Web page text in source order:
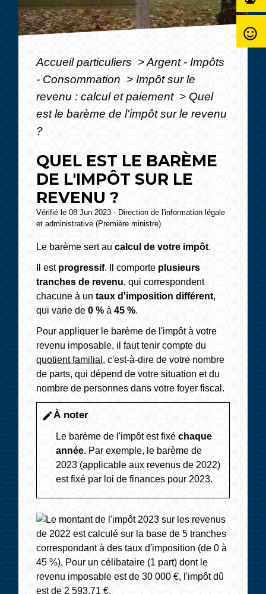
Accueil particuliers >Argent - Impôts
- Consommation > Impôt sur le
revenu : calcul et paiement > Quel
est le barème de l'impôt sur le revenu
?
QUEL EST LE BARÈME
DE L'IMPÔT SUR LE
REVENU ?
Vérifié le 08 Jun 2023 - Direction de l'information légale
et administrative (Première ministre)
Le barème sert aucalcul de votre impôt.
Il est progressif. Il comporte plusieurs
tranches de revenu, qui correspondent
chacune à untaux d'imposition différent,
qui varie de0 % à45 %.
Pour appliquer le barème de l'impôt à votre
revenu imposable, il faut tenir compte du
quotient familial , c'est-à-dire de votre nombre
de parts, qui dépend de votre situation et du
nombre de personnes dans votre foyer fiscal.
editÀ noter
Le barème de l'impôt est fixéchaque
année. Par exemple, le barème de
2023 (applicable aux revenus de 2022)
est fixé par loi de finances pour 2023.
sentiment_satisfied_alt